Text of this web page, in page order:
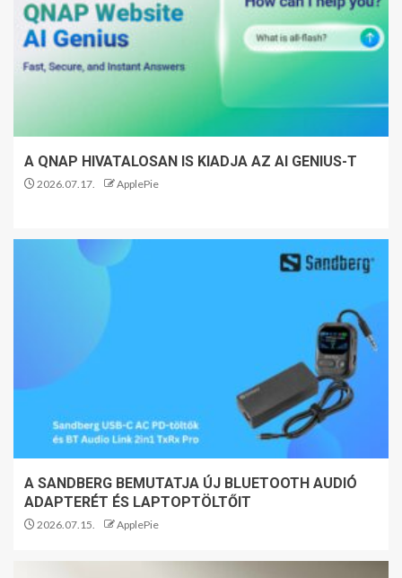
A QNAP HIVATALOSAN IS KIADJA AZ AI GENIUS-T
2026.07.17. ApplePie
A SANDBERG BEMUTATJA ÚJ BLUETOOTH AUDIÓ
ADAPTERÉT ÉS LAPTOPTÖLTŐIT
2026.07.15. ApplePie